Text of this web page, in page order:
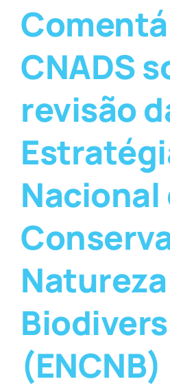
CNADS
revisão
Nacional
(ENCNB)